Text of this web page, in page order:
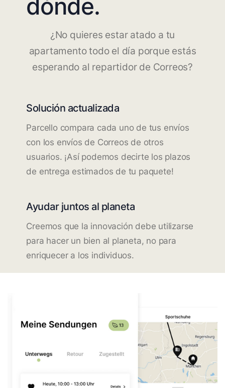
dónde.
¿No quieres estar atado a tu
apartamento todo el día porque estás
esperando al repartidor de Correos?
Solución actualizada
Parcello compara cada uno de tus envíos
con los envíos de Correos de otros
usuarios. ¡Así podemos decirte los plazos
de entrega estimados de tu paquete!
Ayudar juntos al planeta
Creemos que la innovación debe utilizarse
para hacer un bien al planeta, no para
enriquecer a los individuos.